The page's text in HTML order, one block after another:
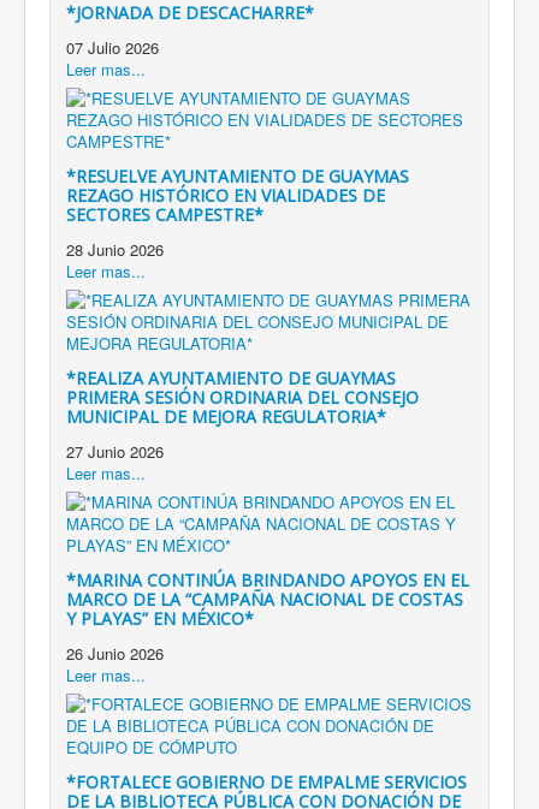
*JORNADA DE DESCACHARRE*
07 Julio 2026
Leer mas...
*RESUELVE AYUNTAMIENTO DE GUAYMAS
REZAGO HISTÓRICO EN VIALIDADES DE
SECTORES CAMPESTRE*
28 Junio 2026
Leer mas...
*REALIZA AYUNTAMIENTO DE GUAYMAS
PRIMERA SESIÓN ORDINARIA DEL CONSEJO
MUNICIPAL DE MEJORA REGULATORIA*
27 Junio 2026
Leer mas...
*MARINA CONTINÚA BRINDANDO APOYOS EN EL
MARCO DE LA “CAMPAÑA NACIONAL DE COSTAS
Y PLAYAS” EN MÉXICO*
26 Junio 2026
Leer mas...
*FORTALECE GOBIERNO DE EMPALME SERVICIOS
DE LA BIBLIOTECA PÚBLICA CON DONACIÓN DE